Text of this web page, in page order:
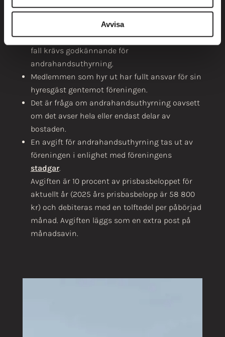
Avvisa
bostaden betalar någon hyra eller inte.
Släkt till medlemmar i föreningen har ingen
generell rätt att nyttja bostaden, även i sådana
fall krävs godkännande för
andrahandsuthyrning.
Medlemmen som hyr ut har fullt ansvar för sin
hyresgäst gentemot föreningen.
Det är fråga om andrahandsuthyrning oavsett
om det avser hela eller endast delar av
bostaden.
En avgift för andrahandsuthyrning tas ut av
föreningen i enlighet med föreningens
stadgar.
Avgiften är 10 procent av prisbasbeloppet för
aktuellt år (2025 års prisbasbelopp är 58 800
kr) och debiteras med en tolftedel per påbörjad
månad. Avgiften läggs som en extra post på
månadsavin.